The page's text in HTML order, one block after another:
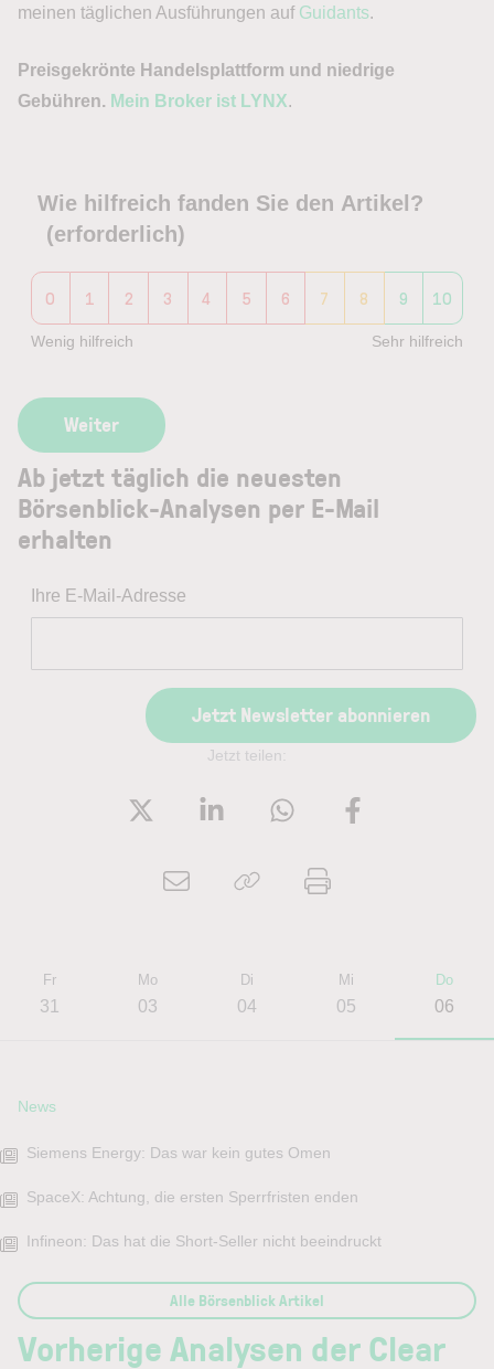
meinen täglichen Ausführungen auf Guidants.
Preisgekrönte Handelsplattform und niedrige
Gebühren. Mein Broker ist LYNX.
Wie hilfreich fanden Sie den Artikel?
(erforderlich)
0 1 2 3 4 5 6 7 8 9 10
Wenig hilfreich Sehr hilfreich
Ab jetzt täglich die neuesten
Börsenblick-Analysen per E-Mail
erhalten
Ihre E-Mail-Adresse
Jetzt Newsletter abonnieren
Jetzt teilen:
Fr
31
Mo
03
Di
04
Mi
05
Do
06
News
Siemens Energy: Das war kein gutes Omen
SpaceX: Achtung, die ersten Sperrfristen enden
Infineon: Das hat die Short-Seller nicht beeindruckt
Alle Börsenblick Artikel
Vorherige Analysen der Clear